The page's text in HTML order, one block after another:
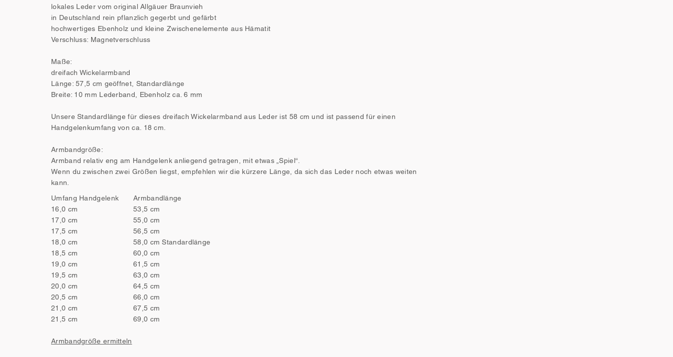
lokales Leder vom original Allgäuer Braunvieh
in Deutschland rein pflanzlich gegerbt und gefärbt
hochwertiges Ebenholz und kleine Zwischenelemente aus Hämatit
Verschluss: Magnetverschluss
Maße:
dreifach Wickelarmband
Länge: 57,5 cm geöffnet, Standardlänge
Breite: 10 mm Lederband, Ebenholz ca. 6 mm
Unsere Standardlänge für dieses dreifach Wickelarmband aus Leder ist 58 cm und ist passend für einen
Handgelenkumfang von ca. 18 cm.
Armbandgröße:
Armband relativ eng am Handgelenk anliegend getragen, mit etwas „Spiel“.
Wenn du zwischen zwei Größen liegst, empfehlen wir die kürzere Länge, da sich das Leder noch etwas weiten
kann.
Umfang Handgelenk
Armbandlänge
16,0 cm
53,5 cm
17,0 cm
55,0 cm
17,5 cm
56,5 cm
18,0 cm
58,0 cm Standardlänge
18,5 cm
60,0 cm
19,0 cm
61,5 cm
19,5 cm
63,0 cm
20,0 cm
64,5 cm
20,5 cm
66,0 cm
21,0 cm
67,5 cm
21,5 cm
69,0 cm
Armbandgröße ermitteln